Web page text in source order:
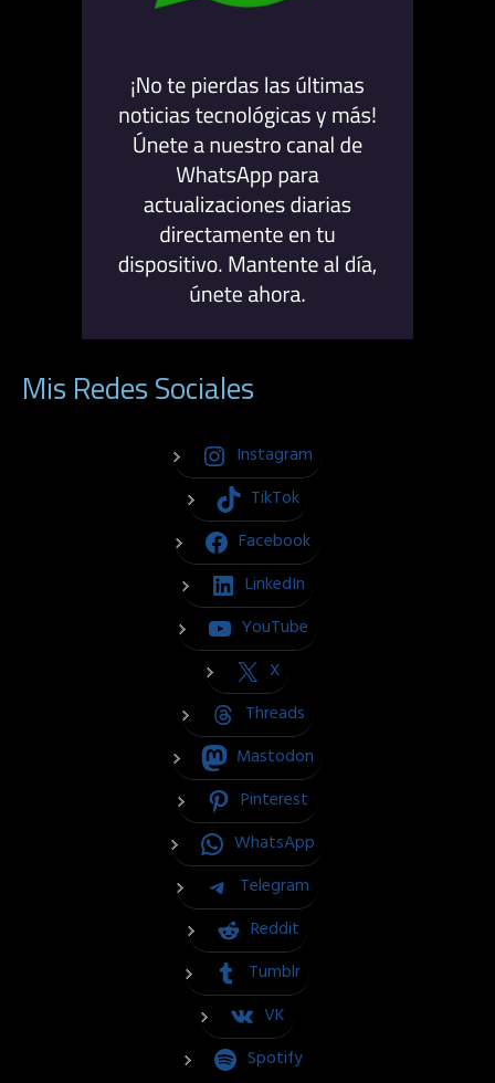
Mis Redes Sociales
Instagram
TikTok
Facebook
LinkedIn
YouTube
X
Threads
Mastodon
Pinterest
WhatsApp
Telegram
Reddit
Tumblr
VK
Spotify